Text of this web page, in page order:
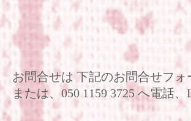
お問合せは 下記のお問合せフォ
または、050 1159 3725 へ電話